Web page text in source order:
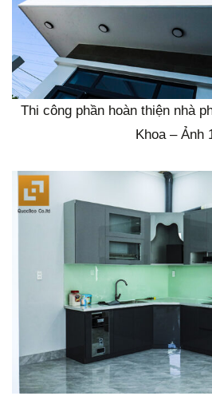
Thi công phần hoàn thiện nhà
Khoa – Ảnh